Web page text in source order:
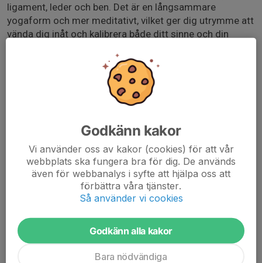
ligament, leder och ben. Det är en långsammare
yogaform och mer meditativt, vilket ger dig utrymme att
vända dig inåt och kalibrera både ditt sinne och din
under en längre tid än vad du skulle göra i andra
traditionella typer av yoga, hjälper yinyoga dig att
sträcka ut och förlänga de sällan använda vävnaderna
samtidigt som du lär dig hur du andas genom obehag
1. Sträcker ut bindväv
2.Ökar flexibiliteten
3. Ökar din cirkulation
4. Minskar stressnivåer
Godkänn kakor
Vi använder oss av kakor (cookies) för att vår
webbplats ska fungera bra för dig. De används
även för webbanalys i syfte att hjälpa oss att
förbättra våra tjänster.
Så använder vi cookies
Godkänn alla kakor
Bara nödvändiga